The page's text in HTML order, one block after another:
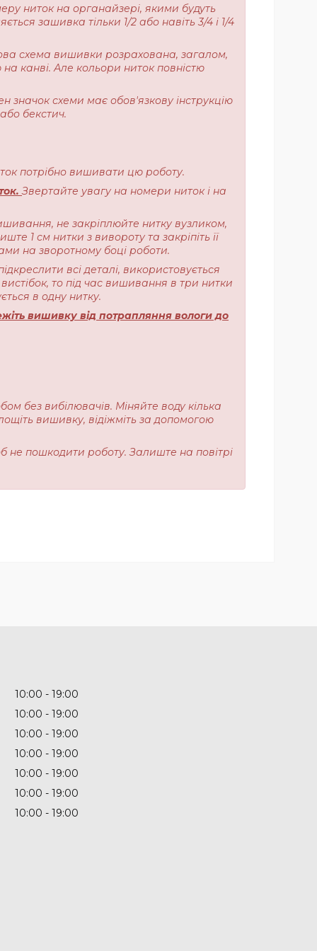
ниток на органайзері, якими будуть
зашивка тільки 1/2 або навіть 3/4 і 1/4
схема вишивки розрахована, загалом,
канві. Але кольори ниток повністю
значок схеми має обов'язкову інструкцію
бекстич.
потрібно вишивати цю роботу.
Звертайте увагу на номери ниток і на
не закріплюйте нитку вузликом,
1 см нитки з вивороту та закріпіть її
на зворотному боці роботи.
всі деталі, використовується
то під час вишивання в три нитки
в одну нитку.
вишивку від потрапляння вологи до
без вибілювачів. Міняйте воду кілька
вишивку, відіжміть за допомогою
не пошкодити роботу. Залиште на повітрі
10:00
19:00
10:00
19:00
10:00
19:00
10:00
19:00
10:00
19:00
10:00
19:00
10:00 19:00